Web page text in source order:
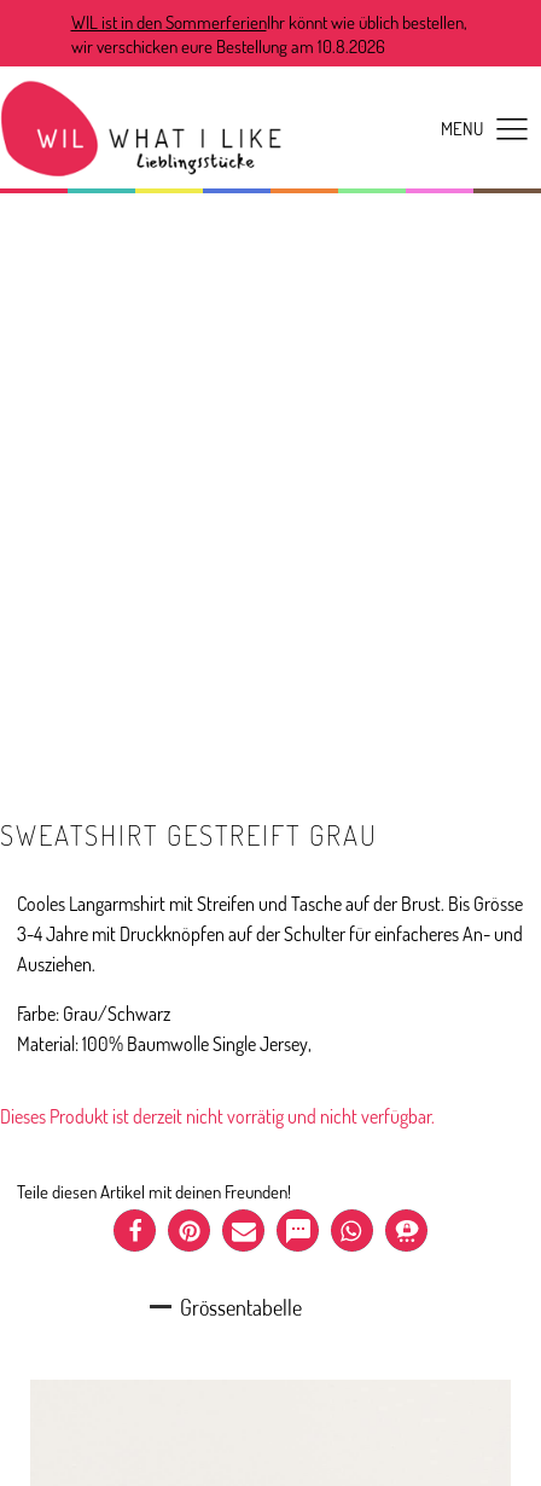
WIL ist in den SommerferienIhr könnt wie üblich bestellen,
wir verschicken eure Bestellung am 10.8.2026
SWEATSHIRT GESTREIFT GRAU
Cooles Langarmshirt mit Streifen und Tasche auf der Brust. Bis Grösse
3-4 Jahre mit Druckknöpfen auf der Schulter für einfacheres An- und
Ausziehen.
Farbe: Grau/Schwarz
Material: 100% Baumwolle Single Jersey,
Dieses Produkt ist derzeit nicht vorrätig und nicht verfügbar.
Teile diesen Artikel mit deinen Freunden!
Grössentabelle